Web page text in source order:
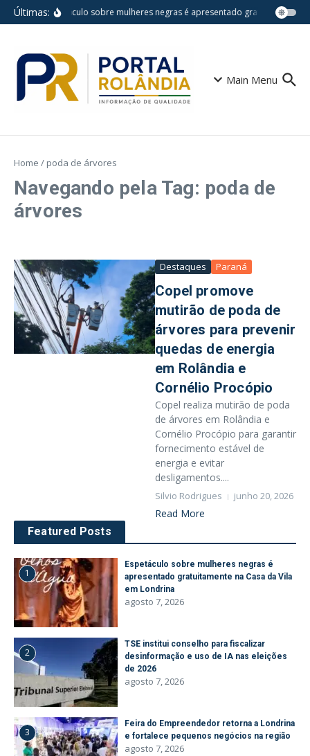
Ir para o conteúdo
Últimas:Espetáculo sobre mulheres negras é apresentado gratuitamente
Main Menu
Home / poda de árvores
Navegando pela Tag: poda de
árvores
Destaques Paraná
Copel promove
mutirão de poda de
árvores para prevenir
quedas de energia
em Rolândia e
Cornélio Procópio
Copel realiza mutirão de poda
de árvores em Rolândia e
Cornélio Procópio para garantir
fornecimento estável de
energia e evitar
desligamentos....
Silvio Rodrigues junho 20, 2026
Read More
Featured Posts
1
Espetáculo sobre mulheres negras é
apresentado gratuitamente na Casa da Vila
em Londrina
agosto 7, 2026
2
TSE institui conselho para fiscalizar
desinformação e uso de IA nas eleições
de 2026
agosto 7, 2026
3
Feira do Empreendedor retorna a Londrina
e fortalece pequenos negócios na região
agosto 7, 2026